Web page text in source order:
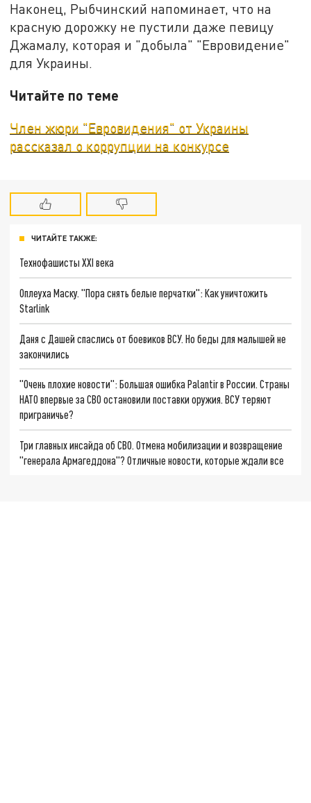
Наконец, Рыбчинский напоминает, что на
красную дорожку не пустили даже певицу
Джамалу, которая и "добыла" "Евровидение"
для Украины.
Читайте по теме
Член жюри "Евровидения" от Украины
рассказал о коррупции на конкурсе
ЧИТАЙТЕ ТАКЖЕ:
Технофашисты XXI века
Оплеуха Маску. "Пора снять белые перчатки": Как уничтожить
Starlink
Даня с Дашей спаслись от боевиков ВСУ. Но беды для малышей не
закончились
"Очень плохие новости": Большая ошибка Palantir в России. Страны
НАТО впервые за СВО остановили поставки оружия. ВСУ теряют
приграничье?
Три главных инсайда об СВО. Отмена мобилизации и возвращение
"генерала Армагеддона"? Отличные новости, которые ждали все